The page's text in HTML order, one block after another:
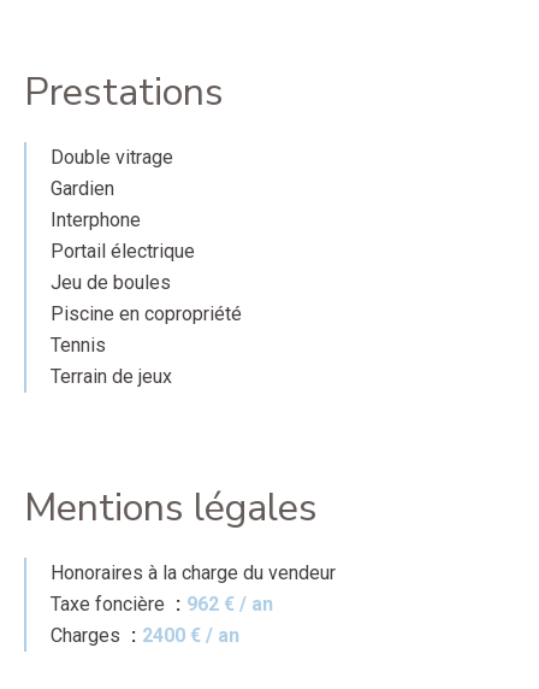
Prestations
Double vitrage
Gardien
Interphone
Portail électrique
Jeu de boules
Piscine en copropriété
Tennis
Terrain de jeux
Mentions légales
Honoraires à la charge du vendeur
Taxe foncière
962 € / an
Charges
2400 € / an